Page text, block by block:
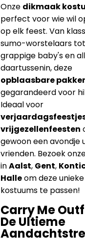
Onze dikmaak
perfect voor wie wil
op elk feest. Van
sumo-worstelaars tot
grappige baby's en
daartussenin, deze
opblaasbare
gegarandeerd voor
Ideaal voor
vrijgezellenfeesten
gewoon een avondje
vrienden. Bezoek
inAalst, Gent,
Halleom deze unieke
kostuums te passen!
Carry Me
De Ultieme